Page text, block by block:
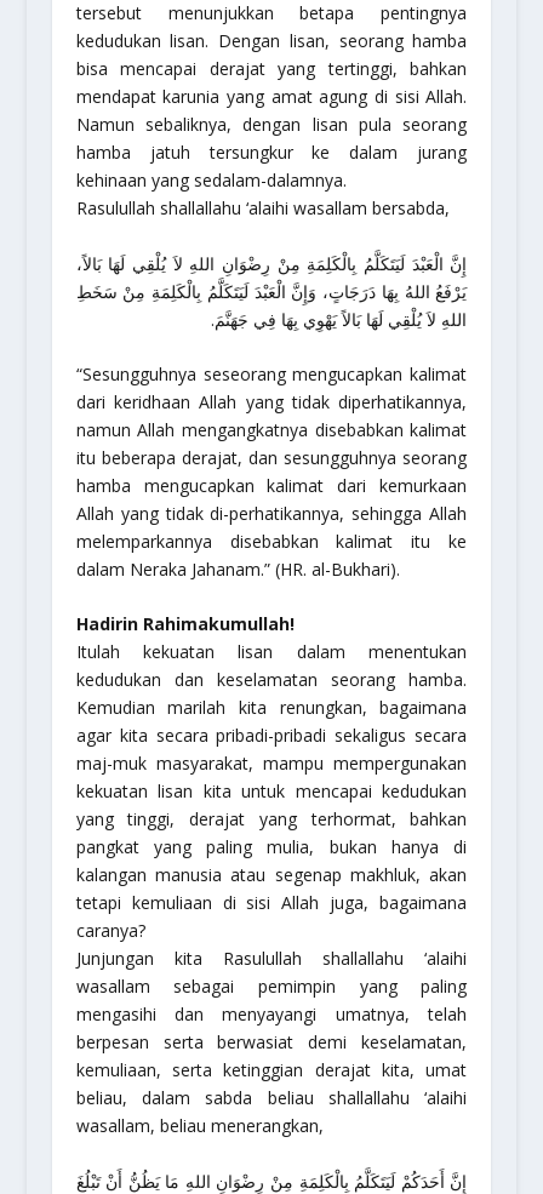
tersebut menunjukkan betapa pentingnya
kedudukan lisan. Dengan lisan, seorang hamba
bisa mencapai derajat yang tertinggi, bahkan
mendapat karunia yang amat agung di sisi Allah.
Namun sebaliknya, dengan lisan pula seorang
hamba jatuh tersungkur ke dalam jurang
kehinaan yang sedalam-dalamnya.
Rasulullah shallallahu ‘alaihi wasallam bersabda,
إِنَّ الْعَبْدَ لَيَتَكَلَّمُ بِالْكَلِمَةِ مِنْ رِضْوَانِ اللهِ لاَ يُلْقِي لَهَا بَالاً،
يَرْفَعُ اللهُ بِهَا دَرَجَاتٍ، وَإِنَّ الْعَبْدَ لَيَتَكَلَّمُ بِالْكَلِمَةِ مِنْ سَخَطِ
اللهِ لاَ يُلْقِي لَهَا بَالاً يَهْوِي بِهَا فِي جَهَنَّمَ.
“Sesungguhnya seseorang mengucapkan kalimat
dari keridhaan Allah yang tidak diperhatikannya,
namun Allah mengangkatnya disebabkan kalimat
itu beberapa derajat, dan sesungguhnya seorang
hamba mengucapkan kalimat dari kemurkaan
Allah yang tidak di-perhatikannya, sehingga Allah
melemparkannya disebabkan kalimat itu ke
dalam Neraka Jahanam.”(HR. al-Bukhari).
Hadirin Rahimakumullah!
Itulah kekuatan lisan dalam menentukan
kedudukan dan keselamatan seorang hamba.
Kemudian marilah kita renungkan, bagaimana
agar kita secara pribadi-pribadi sekaligus secara
maj-muk masyarakat, mampu mempergunakan
kekuatan lisan kita untuk mencapai kedudukan
yang tinggi, derajat yang terhormat, bahkan
pangkat yang paling mulia, bukan hanya di
kalangan manusia atau segenap makhluk, akan
tetapi kemuliaan di sisi Allah juga, bagaimana
caranya?
Junjungan kita Rasulullah shallallahu ‘alaihi
wasallam sebagai pemimpin yang paling
mengasihi dan menyayangi umatnya, telah
berpesan serta berwasiat demi keselamatan,
kemuliaan, serta ketinggian derajat kita, umat
beliau, dalam sabda beliau shallallahu ‘alaihi
wasallam, beliau menerangkan,
إِنَّ أَحَدَكُمْ لَيَتَكَلَّمُ بِالْكَلِمَةِ مِنْ رِضْوَانِ اللهِ مَا يَظُنُّ أَنْ تَبْلُغَ